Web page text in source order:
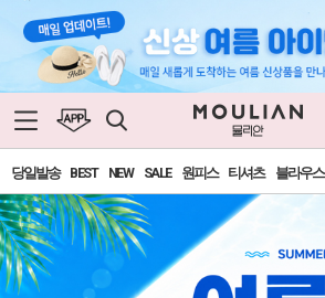
당일발송 BEST NEW SALE 원피스 티셔츠 블라우스